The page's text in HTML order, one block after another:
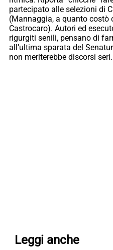
partecipato alle selezioni di
(Mannaggia, a quanto costò
Castrocaro). Autori ed
rigurgiti senili, pensano di
all’ultima sparata del
non meriterebbe discorsi seri.
Leggi anche